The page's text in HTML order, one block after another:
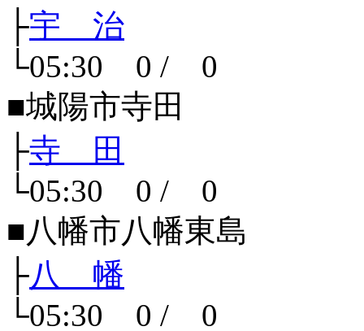
├宇 治
└05:30 0 / 0
■城陽市寺田
├寺 田
└05:30 0 / 0
■八幡市八幡東島
├八 幡
└05:30 0 / 0